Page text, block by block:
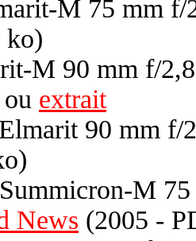
M 75 mm
ko)
M 90 mm f/
ou extrait
90 mm f/
M
News (2005 -